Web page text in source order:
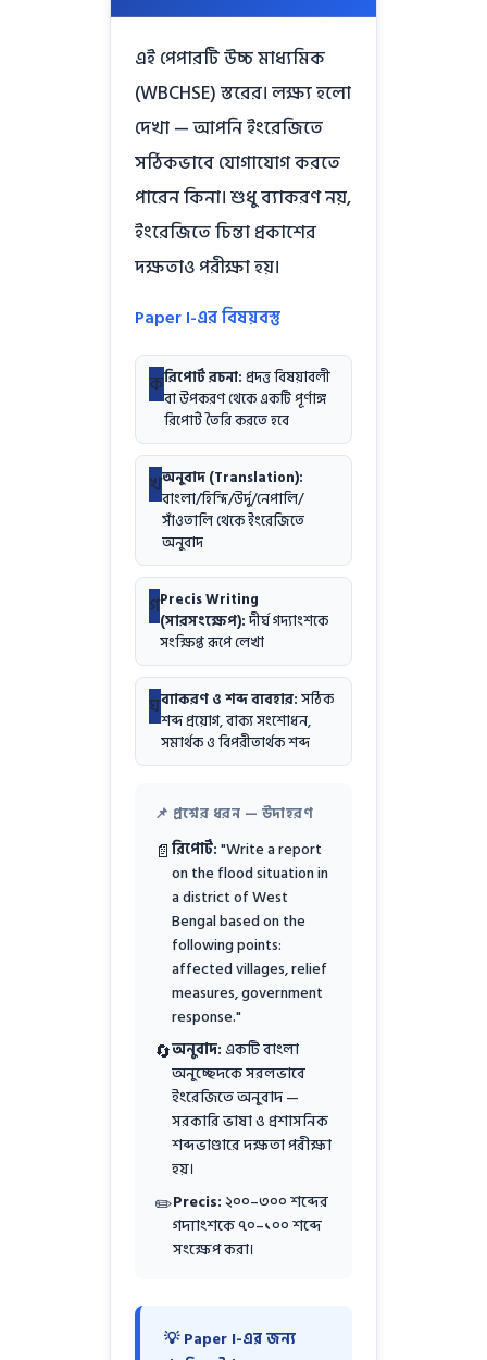
এই পেপারটি উচ্চ মাধ্যমিক
(WBCHSE) স্তরের। লক্ষ্য হলো
দেখা — আপনি ইংরেজিতে
সঠিকভাবে যোগাযোগ করতে
পারেন কিনা। শুধু ব্যাকরণ নয়,
ইংরেজিতে চিন্তা প্রকাশের
দক্ষতাও পরীক্ষা হয়।
Paper I-এর বিষয়বস্তু
করিপোর্ট রচনা:প্রদত্ত বিষয়াবলী
বা উপকরণ থেকে একটি পূর্ণাঙ্গ
রিপোর্ট তৈরি করতে হবে
খঅনুবাদ (Translation):
বাংলা/হিন্দি/উর্দু/নেপালি/
সাঁওতালি থেকে ইংরেজিতে
অনুবাদ
গPrecis Writing
(সারসংক্ষেপ):দীর্ঘ গদ্যাংশকে
সংক্ষিপ্ত রূপে লেখা
ঘব্যাকরণ ও শব্দ ব্যবহার:সঠিক
শব্দ প্রয়োগ, বাক্য সংশোধন,
সমার্থক ও বিপরীতার্থক শব্দ
📌 প্রশ্নের ধরন — উদাহরণ
📄রিপোর্ট:"Write a report
on the flood situation in
a district of West
Bengal based on the
following points:
affected villages, relief
measures, government
response."
🔄অনুবাদ:একটি বাংলা
অনুচ্ছেদকে সরলভাবে
ইংরেজিতে অনুবাদ —
সরকারি ভাষা ও প্রশাসনিক
শব্দভাণ্ডারে দক্ষতা পরীক্ষা
হয়।
✏️Precis:২০০–৩০০ শব্দের
গদ্যাংশকে ৭০–১০০ শব্দে
সংক্ষেপ করা।
💡 Paper I-এর জন্য